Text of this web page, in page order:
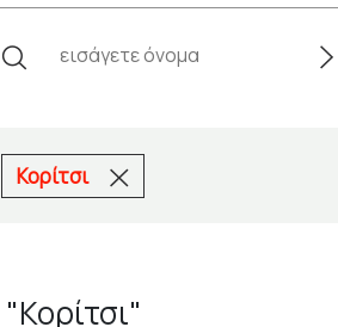
Κορίτσι
"Κορίτσι"